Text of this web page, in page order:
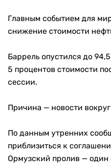
Главным событием для
снижение стоимости
Баррель опустился до
5 процентов стоимости
сессии.
Причина — новости
По данным утренних
приблизиться к
Ормузский пролив —